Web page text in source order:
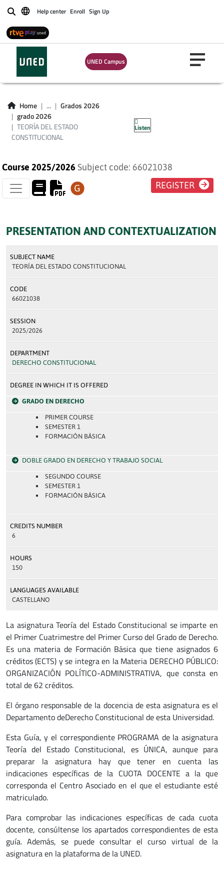
BuscarHelp center Enroll Sign Up
UNED Campus
Home ...
Grados 2026
grado 2026
TEORÍA DEL ESTADO
CONSTITUCIONAL
Listen
TEORÍA DEL ESTADO
CONSTITUCIONAL
Course 2025/2026 Subject code: 66021038
REGISTER
PRESENTATION AND CONTEXTUALIZATION
SUBJECT NAME
TEORÍA DEL ESTADO CONSTITUCIONAL
CODE
66021038
SESSION
2025/2026
DEPARTMENT
DERECHO CONSTITUCIONAL
DEGREE IN WHICH IT IS OFFERED
GRADO EN DERECHO
PRIMER COURSE
SEMESTER 1
FORMACIÓN BÁSICA
DOBLE GRADO EN DERECHO Y TRABAJO SOCIAL
SEGUNDO COURSE
SEMESTER 1
FORMACIÓN BÁSICA
CREDITS NUMBER
6
HOURS
150
LANGUAGES AVAILABLE
CASTELLANO
La asignatura Teoría del Estado Constitucional se imparte en
el Primer Cuatrimestre del Primer Curso del Grado de Derecho.
Es una materia de Formación Básica que tiene asignados 6
créditos (ECTS) y se integra en la Materia DERECHO PÚBLICO:
ORGANIZACIÓN POLÍTICO-ADMINISTRATIVA, que consta en
total de 62 créditos.
El órgano responsable de la docencia de esta asignatura es el
Departamento deDerecho Constitucional de esta Universidad.
Esta Guía, y el correspondiente PROGRAMA de la asignatura
Teoría del Estado Constitucional, es ÚNICA, aunque para
preparar la asignatura hay que tener en cuenta las
indicaciones específicas de la CUOTA DOCENTE a la que
corresponda el Centro Asociado en el que el estudiante esté
matriculado.
Para comprobar las indicaciones específicas de cada cuota
docente, consúltense los apartados correspondientes de esta
guía. Además, se puede consultar el curso virtual de la
asignatura en la plataforma de la UNED.